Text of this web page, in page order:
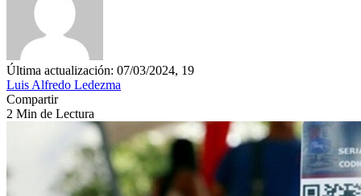
Última actualización: 07/03/2024, 19
Luis Alfredo Ledezma
Compartir
2 Min de Lectura